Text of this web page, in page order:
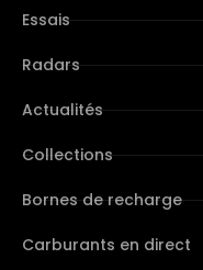
Essais
Radars
Actualités
Collections
Bornes de recharge
Carburants en direct